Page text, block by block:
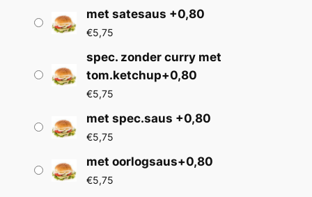
s
:
4
9
met satesaus +0,80
€5,75
spec. zonder curry met
tom.ketchup+0,80
€5,75
met spec.saus +0,80
€5,75
met oorlogsaus+0,80
€5,75